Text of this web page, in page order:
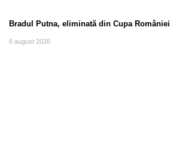
Bradul Putna, eliminată din Cupa României
6 august 2026